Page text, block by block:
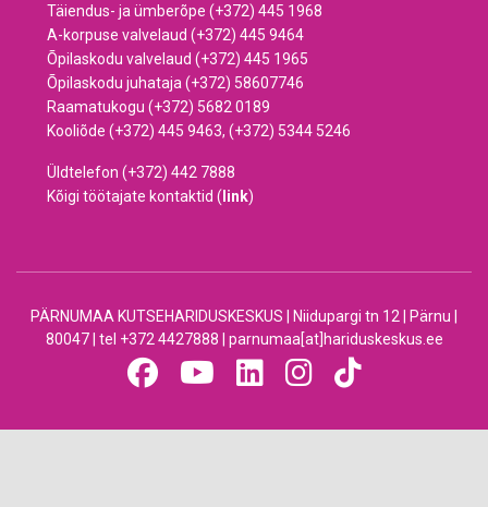
Täiendus- ja ümberõpe (+372) 445 1968
A-korpuse valvelaud (+372) 445 9464
Õpilaskodu valvelaud (+372) 445 1965
Õpilaskodu juhataja (+372) 58607746
Raamatukogu (+372) 5682 0189
Kooliõde (+372) 445 9463, (+372) 5344 5246
Üldtelefon (+372) 442 7888
Kõigi töötajate kontaktid ( link)
PÄRNUMAA KUTSEHARIDUSKESKUS | Niidupargi tn 12 | Pärnu |
80047 | tel +372 4427888 | parnumaa[at]hariduskeskus.ee